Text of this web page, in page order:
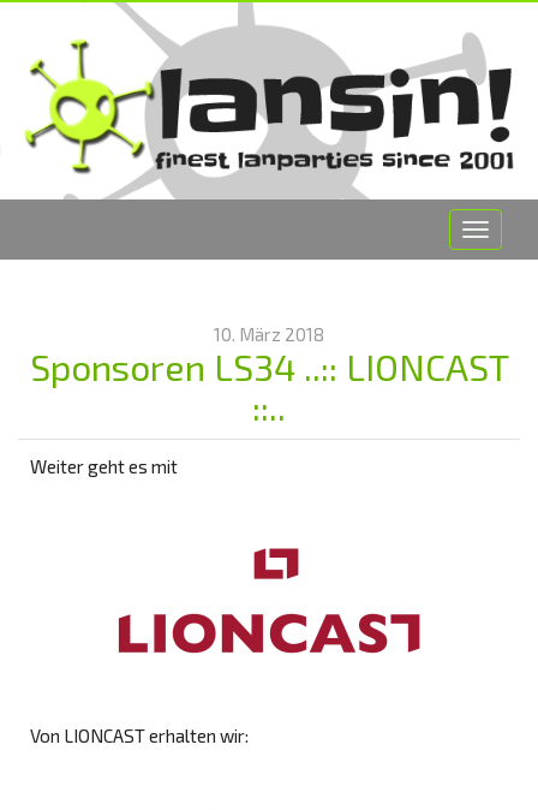
Toggle
10. März 2018
Sponsoren LS34 ..:: LIONCAST
::..
Weiter geht es mit
Von LIONCAST erhalten wir: